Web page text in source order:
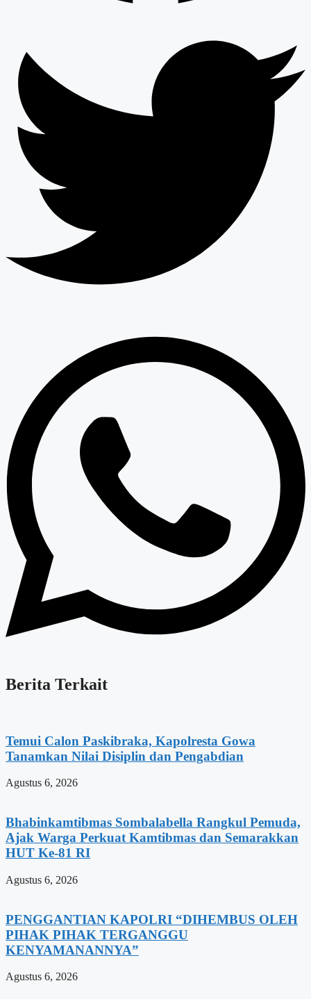
Berita Terkait
Temui Calon Paskibraka, Kapolresta Gowa
Tanamkan Nilai Disiplin dan Pengabdian
Agustus 6, 2026
Bhabinkamtibmas Sombalabella Rangkul Pemuda,
Ajak Warga Perkuat Kamtibmas dan Semarakkan
HUT Ke-81 RI
Agustus 6, 2026
PENGGANTIAN KAPOLRI “DIHEMBUS OLEH
PIHAK PIHAK TERGANGGU
KENYAMANANNYA”
Agustus 6, 2026